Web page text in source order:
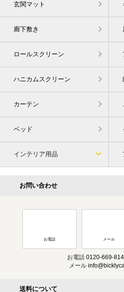
玄関マット
廊下敷き
ロールスクリーン
ハニカムスクリーン
カーテン
ベッド
インテリア用品
お問い合わせ
お電話 メール
お電話 0120-669-814
メール
送料について